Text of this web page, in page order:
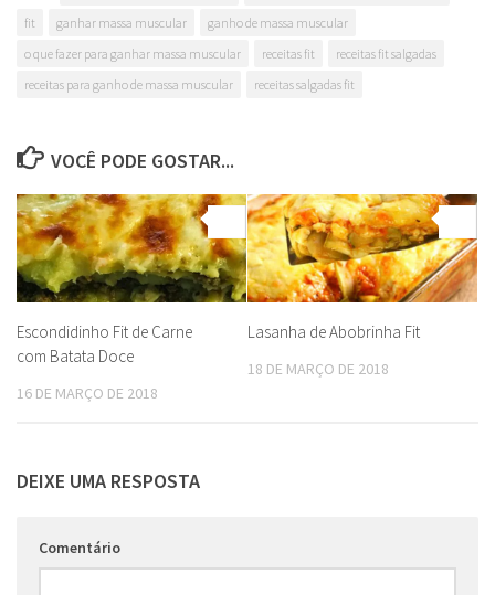
fit
ganhar massa muscular
ganho de massa muscular
o que fazer para ganhar massa muscular
receitas fit
receitas fit salgadas
receitas para ganho de massa muscular
receitas salgadas fit
VOCÊ PODE GOSTAR...
Escondidinho Fit de Carne
com Batata Doce
16 DE MARÇO DE 2018
Lasanha de Abobrinha Fit
18 DE MARÇO DE 2018
DEIXE UMA RESPOSTA
Comentário